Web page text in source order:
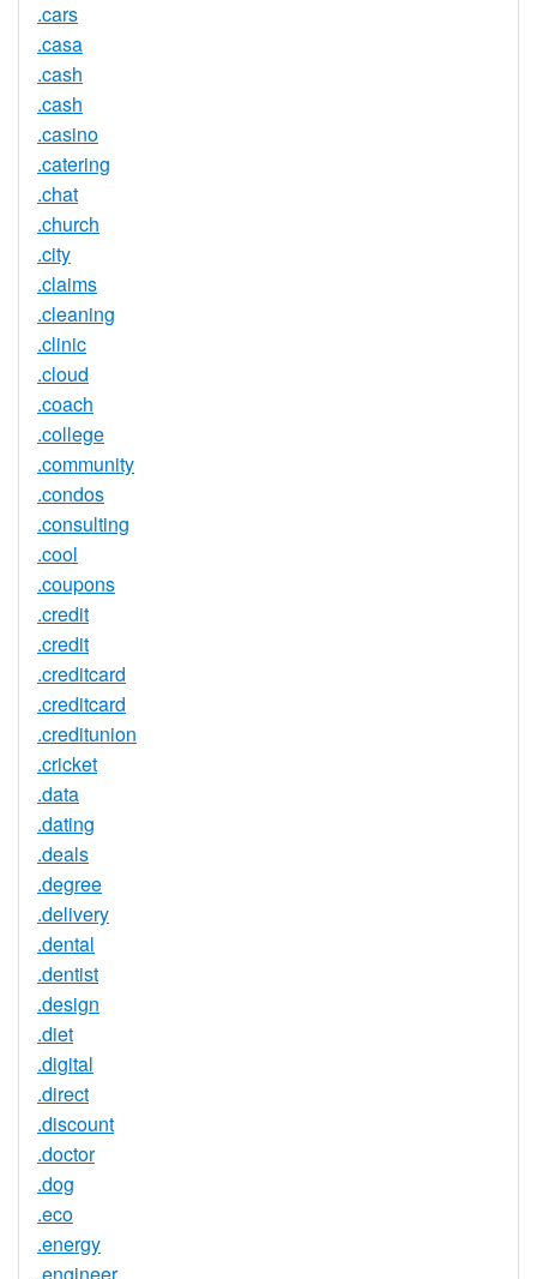
.cars
.casa
.cash
.cash
.casino
.catering
.chat
.church
.city
.claims
.cleaning
.clinic
.cloud
.coach
.college
.community
.condos
.consulting
.cool
.coupons
.credit
.credit
.creditcard
.creditcard
.creditunion
.cricket
.data
.dating
.deals
.degree
.delivery
.dental
.dentist
.design
.diet
.digital
.direct
.discount
.doctor
.dog
.eco
.energy